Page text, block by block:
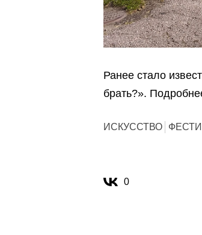
Ранее стало
брать?».
ИСКУССТВО
0